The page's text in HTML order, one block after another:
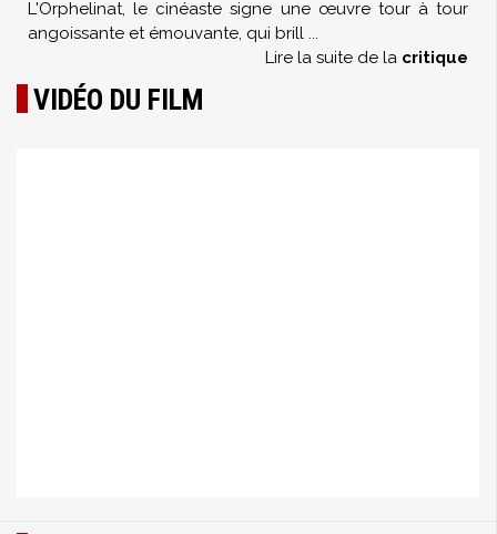
L'Orphelinat, le cinéaste signe une œuvre tour à tour
angoissante et émouvante, qui brill ...
Lire la suite de la critique
VIDÉO DU FILM